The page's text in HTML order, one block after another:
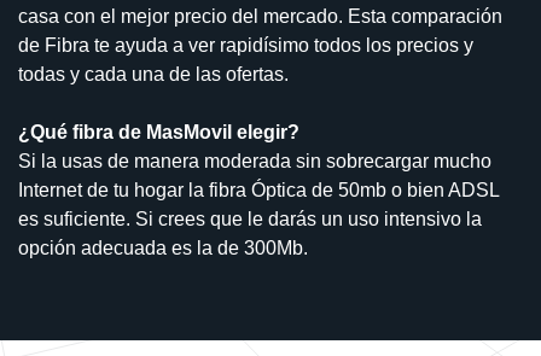
casa con el mejor precio del mercado. Esta comparación
de Fibra te ayuda a ver rapidísimo todos los precios y
todas y cada una de las ofertas.
¿Qué fibra de MasMovil elegir?
Si la usas de manera moderada sin sobrecargar mucho
Internet de tu hogar la fibra Óptica de 50mb o bien ADSL
es suficiente. Si crees que le darás un uso intensivo la
opción adecuada es la de 300Mb.